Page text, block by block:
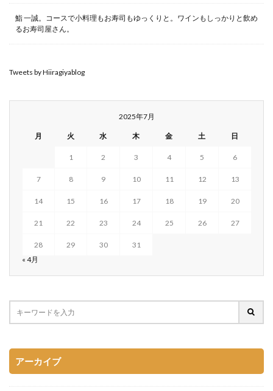
鮨 一誠。コースで小料理もお寿司もゆっくりと。ワインもしっかりと飲め
るお寿司屋さん。
Tweets by Hiiragiyablog
2025年7月
月 火 水 木 金 土 日
1 2 3 4 5 6
7 8 9 10 11 12 13
14 15 16 17 18 19 20
21 22 23 24 25 26 27
28 29 30
31
« 4月
アーカイブ